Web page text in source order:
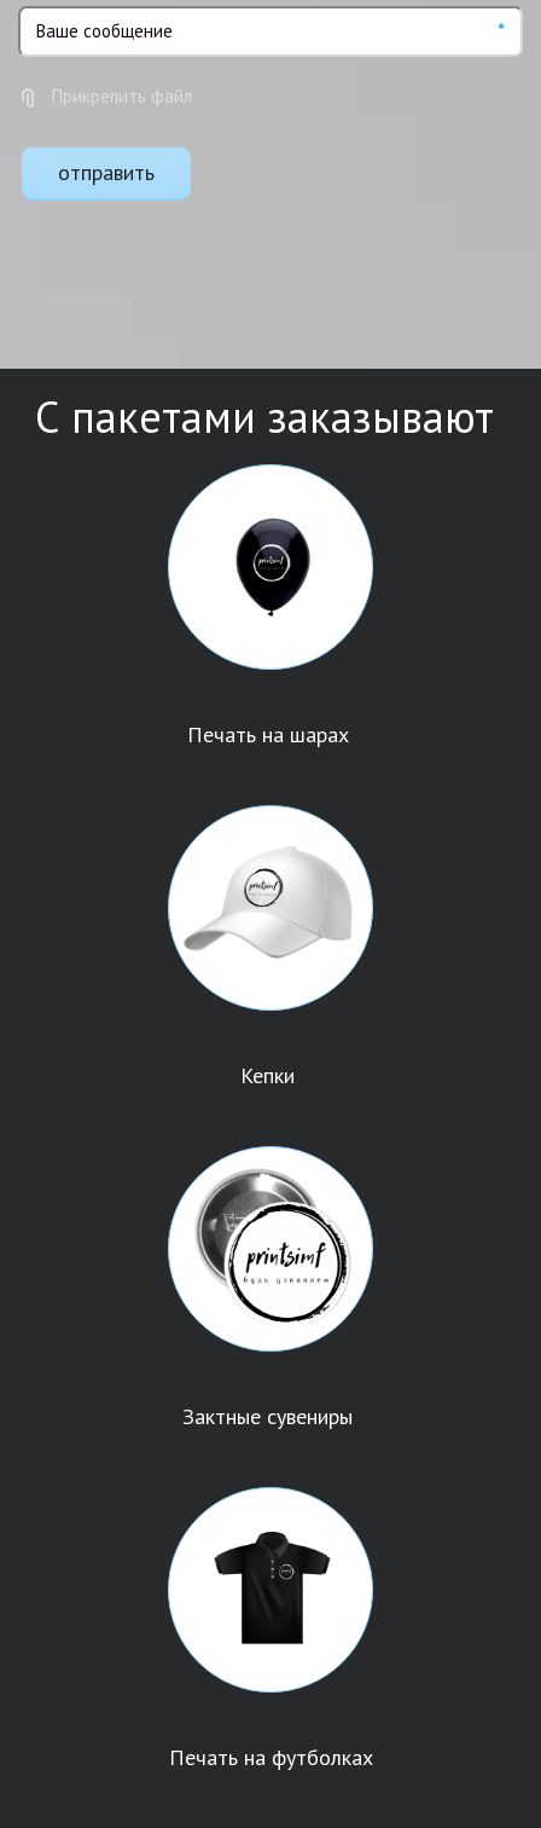
*
Прикрепить файл
отправить
С пакетами заказывают
Печать на шарах
Кепки
Зактные сувениры
Печать на футболках